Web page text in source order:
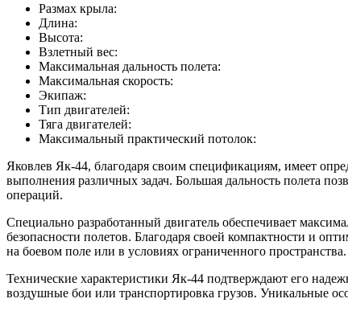
Размах крыла:
Длина:
Высота:
Взлетный вес:
Максимальная дальность полета:
Максимальная скорость:
Экипаж:
Тип двигателей:
Тяга двигателей:
Максимальный практический потолок:
Яковлев Як-44, благодаря своим спецификациям, имеет
выполнения различных задач. Большая дальность полета
операций.
Специально разработанный двигатель обеспечивает
безопасности полетов. Благодаря своей компактности и
на боевом поле или в условиях ограниченного пространства.
Технические характеристики Як-44 подтверждают его
воздушные бои или транспортировка грузов. Уникальные